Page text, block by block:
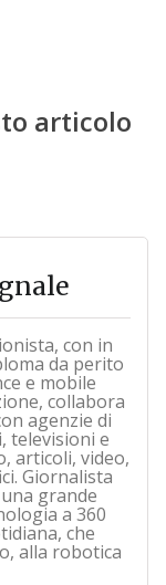
articolo
con in
da perito
e mobile
collabora
agenzie di
televisioni e
articoli, video,
Giornalista
grande
a 360
che
alla robotica